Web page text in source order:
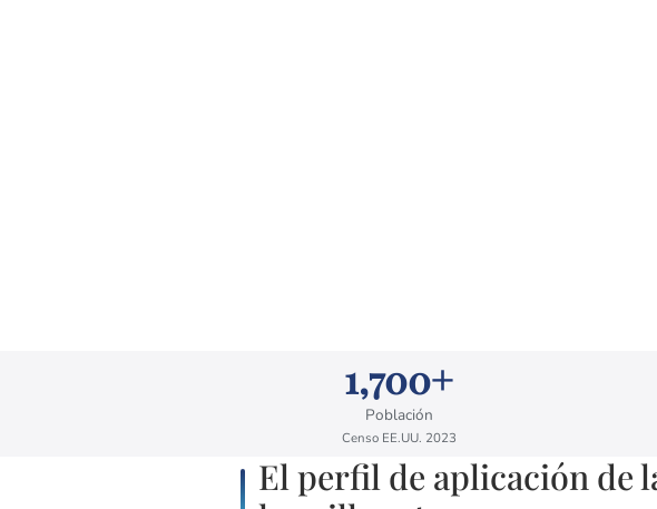
1,700+
Población
Censo EE.UU. 2023
El perfil de aplicación de